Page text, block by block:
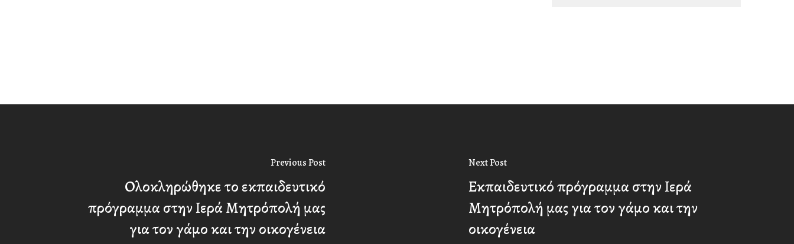
Previous Post
Ολοκληρώθηκε το εκπαιδευτικό
πρόγραμμα στην Ιερά Μητρόπολή μας
για τον γάμο και την οικογένεια
Next Post
Εκπαιδευτικό πρόγραμμα στην Ιερά
Μητρόπολή μας για τον γάμο και την
οικογένεια